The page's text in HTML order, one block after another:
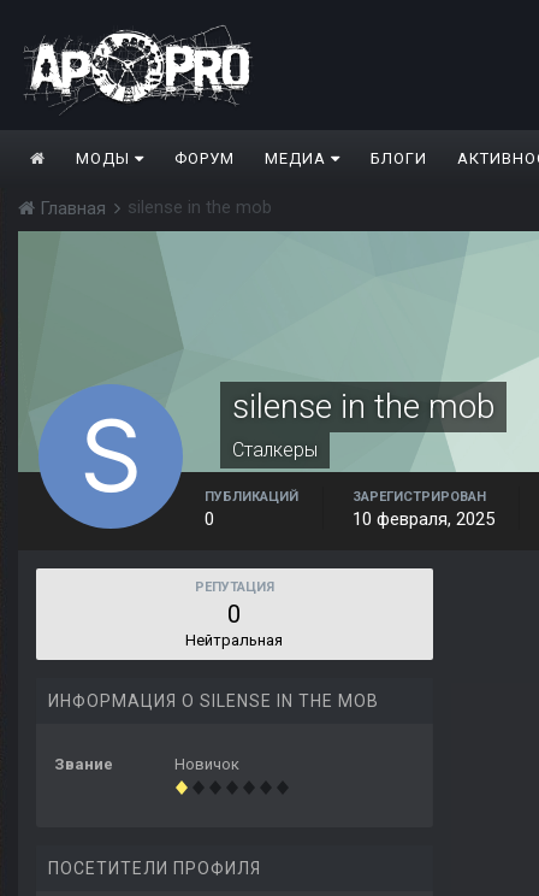
МОДЫ ФОРУМ МЕДИА БЛОГИ
Главная silense in the mob
silense in the mob
Сталкеры
ПУБЛИКАЦИЙ
0
ЗАРЕГИСТРИРОВАН
10 февраля, 2025
РЕПУТАЦИЯ
0
Нейтральная
ИНФОРМАЦИЯ О SILENSE IN THE MOB
Звание Новичок
ПОСЕТИТЕЛИ ПРОФИЛЯ